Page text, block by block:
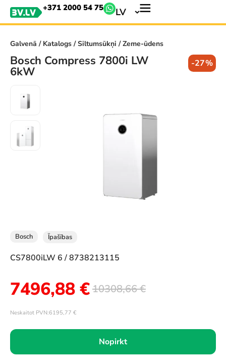
+371 2000 54 75 LV
Galvenā / Katalogs/Siltumsūkņi / Zeme-ūdens
Bosch Compress 7800i LW
6kW
-27%
Bosch Īpašības
CS7800iLW 6 / 8738213115
10308,66€
7496,88€
Neskaitot PVN:6195,77 €
Nopirkt